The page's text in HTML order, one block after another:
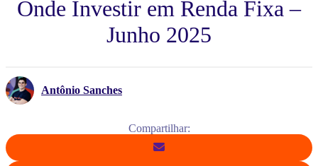
Onde Investir em Renda Fixa –
Junho 2025
Antônio Sanches
Compartilhar: